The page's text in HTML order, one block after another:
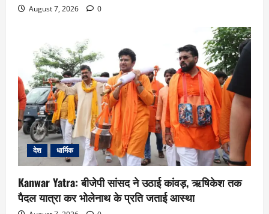
August 7, 2026 0
देश धार्मिक
Kanwar Yatra: बीजेपी सांसद ने उठाई कांवड़, ऋषिकेश तक
पैदल यात्रा कर भोलेनाथ के प्रति जताई आस्था